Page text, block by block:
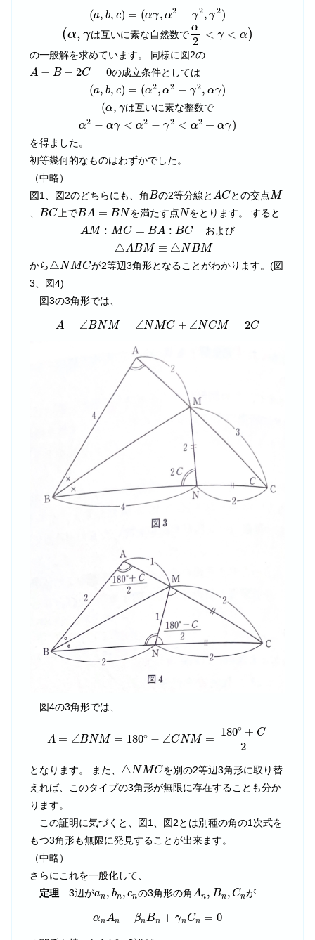
(a, b, c) = (αγ, α2 − γ2, γ2)
( b ) γ −γ 2)
(α, γ
(α
は互いに素な自然数で
α
2
< γ < α)
α2 < γ <α
の一般解を求めています。 同様に図2の
A − B − 2C = 0
A −2 =0 の成立条件としては
(a, b, c) = (α2, α2 − γ2, αγ)
(a b )= 2 α −γ γ
(α, γ
(α
は互いに素な整数で
α2 − αγ < α2 − γ2 < α2 + αγ)
2 α γ2 2+
を得ました。
初等幾何的なものはわずかでした。
（中略）
図1、図2のどちらにも、角B
Bの2等分線とAC
ACとの交点M
M
、BC
BC上でBA = BN
BA= N を満たす点N
N をとります。 すると
AM : MC = BA : BC
A M: M C=B BC および
△ABM ≡ △NBM
A BM≡△ N BM
から△NMC
△ NMC が2等辺3角形となることがわかります。(図
3、図4)
図3の3角形では、
A = ∠BNM = ∠NMC + ∠NCM = 2C
A=∠BNM ∠ NMC+ ∠ N CM=2C
図4の3角形では、
A = ∠BNM = 180∘ − ∠CNM =
180∘ + C
2
∘+C 2
となります。 また、 △NMC
△ NMC を別の2等辺3角形に取り替
えれば、このタイプの3角形が無限に存在することも分か
ります。
この証明に気づくと、図1、図2とは別種の角の1次式を
もつ3角形も無限に発見することが出来ます。
（中略）
さらにこれを一般化して、
定理 3辺がan, bn , cn
a b c nの3角形の角An, Bn, Cn
A Bn Cn が
αnAn + βnBn + γnCn = 0
n n +β nB + γn Cn